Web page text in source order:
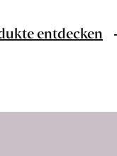
entdecken